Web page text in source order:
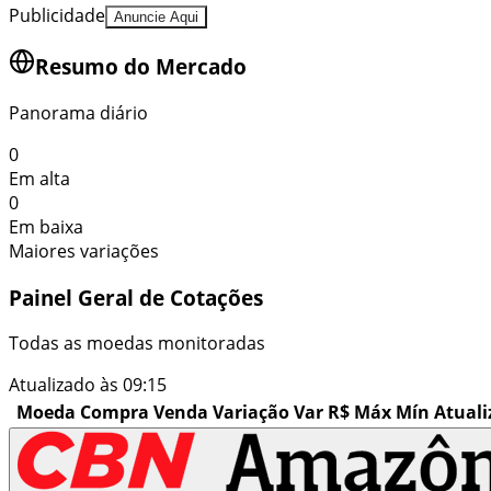
Publicidade Anuncie Aqui
Resumo do Mercado
Panorama diário
0
Em alta
0
Em baixa
Maiores variações
Painel Geral de Cotações
Todas as moedas monitoradas
Atualizado às 09:15
Moeda Compra Venda VariaçãoVar R$ Máx Mín